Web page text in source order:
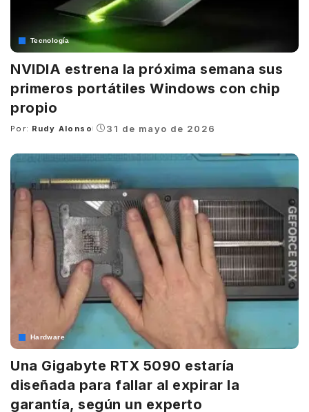
Tecnología
NVIDIA estrena la próxima semana sus
primeros portátiles Windows con chip
propio
Posted
Por: Rudy Alonso 31 de mayo de 2026
Hardware
Una Gigabyte RTX 5090 estaría
diseñada para fallar al expirar la
garantía, según un experto